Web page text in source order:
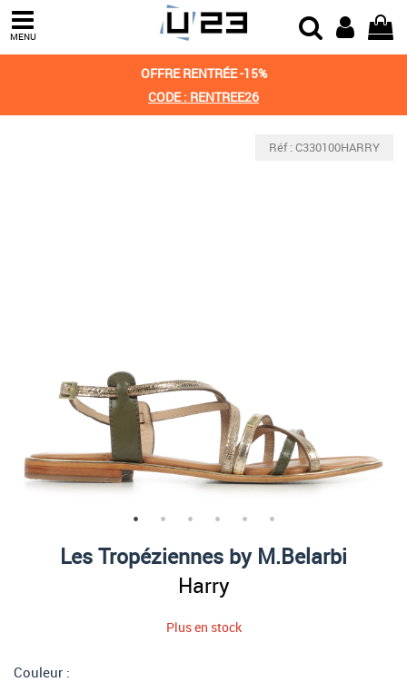
MENU
OFFRE RENTRÉE -15%
CODE : RENTREE26
Réf : C330100HARRY
Les Tropéziennes by M.Belarbi
Harry
Plus en stock
Couleur :